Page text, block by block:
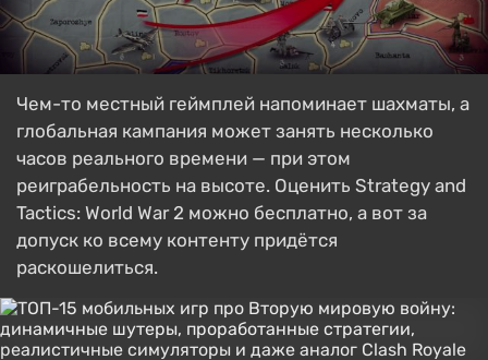
Чем-то местный геймплей напоминает шахматы, а
глобальная кампания может занять несколько
часов реального времени — при этом
реиграбельность на высоте. Оценить Strategy and
Tactics: World War 2 можно бесплатно, а вот за
допуск ко всему контенту придётся
раскошелиться.